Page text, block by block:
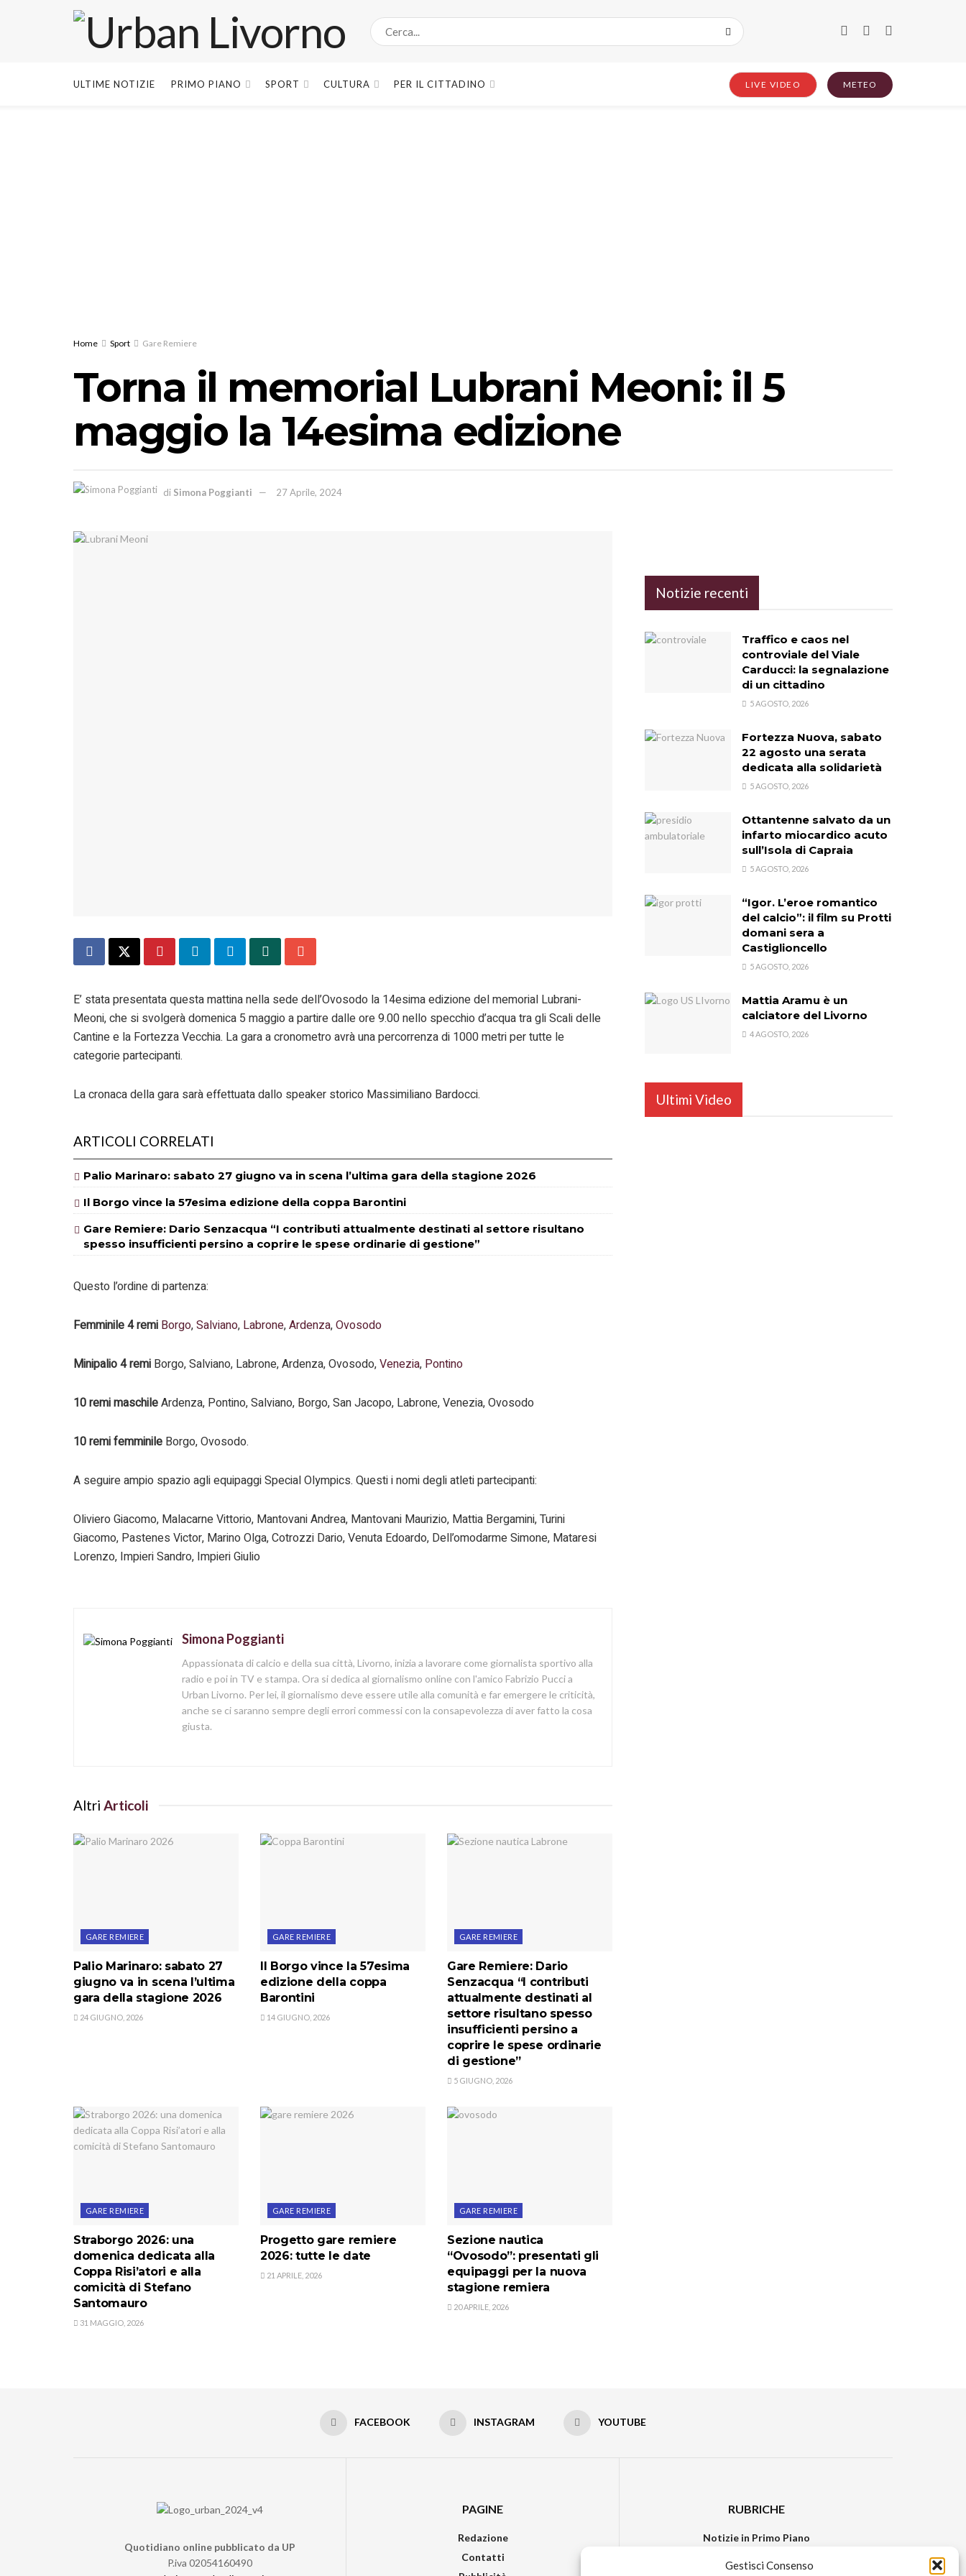
Gestisci Consenso
ULTIME NOTIZIE PRIMO PIANO SPORT CULTURA PER IL CITTADINO LIVE VIDEO METEO
Home Sport Gare Remiere
Torna il memorial Lubrani Meoni: il 5
maggio la 14esima edizione
di Simona Poggianti 27 Aprile, 2024
E’ stata presentata questa mattina nella sede dell’Ovosodo la 14esima edizione del memorial Lubrani-
Meoni, che si svolgerà domenica 5 maggio a partire dalle ore 9.00 nello specchio d’acqua tra gli Scali delle
Cantine e la Fortezza Vecchia. La gara a cronometro avrà una percorrenza di 1000 metri per tutte le
categorie partecipanti.
La cronaca della gara sarà effettuata dallo speaker storico Massimiliano Bardocci.
ARTICOLI CORRELATI
Palio Marinaro: sabato 27 giugno va in scena l’ultima gara della stagione 2026
Il Borgo vince la 57esima edizione della coppa Barontini
Gare Remiere: Dario Senzacqua “I contributi attualmente destinati al settore risultano
spesso insufficienti persino a coprire le spese ordinarie di gestione”
Questo l’ordine di partenza:
Femminile 4 remi Borgo,Salviano, Labrone,Ardenza,Ovosodo
Minipalio 4 remi Borgo, Salviano, Labrone, Ardenza, Ovosodo,Venezia, Pontino
10 remi maschileArdenza, Pontino, Salviano, Borgo, San Jacopo, Labrone, Venezia, Ovosodo
10 remi femminile Borgo, Ovosodo.
A seguire ampio spazio agli equipaggi Special Olympics. Questi i nomi degli atleti partecipanti:
Oliviero Giacomo, Malacarne Vittorio, Mantovani Andrea, Mantovani Maurizio, Mattia Bergamini, Turini
Giacomo, Pastenes Victor, Marino Olga, Cotrozzi Dario, Venuta Edoardo, Dell’omodarme Simone, Mataresi
Lorenzo, Impieri Sandro, Impieri Giulio
Simona Poggianti
Appassionata di calcio e della sua città, Livorno, inizia a lavorare come giornalista sportivo alla
radio e poi in TV e stampa. Ora si dedica al giornalismo online con l'amico Fabrizio Pucci a
Urban Livorno. Per lei, il giornalismo deve essere utile alla comunità e far emergere le criticità,
anche se ci saranno sempre degli errori commessi con la consapevolezza di aver fatto la cosa
giusta.
Altri Articoli
GARE REMIERE
Palio Marinaro: sabato 27
giugno va in scena l’ultima
gara della stagione 2026
24 GIUGNO, 2026
GARE REMIERE
Il Borgo vince la 57esima
edizione della coppa
Barontini
14 GIUGNO, 2026
GARE REMIERE
Gare Remiere: Dario
Senzacqua “I contributi
attualmente destinati al
settore risultano spesso
insufficienti persino a
coprire le spese ordinarie
di gestione”
5 GIUGNO, 2026
GARE REMIERE
Straborgo 2026: una
domenica dedicata alla
Coppa Risi’atori e alla
comicità di Stefano
Santomauro
31 MAGGIO, 2026
GARE REMIERE
Progetto gare remiere
2026: tutte le date
21 APRILE, 2026
GARE REMIERE
Sezione nautica
“Ovosodo”: presentati gli
equipaggi per la nuova
stagione remiera
20 APRILE, 2026
Notizie recenti
Traffico e caos nel
controviale del Viale
Carducci: la segnalazione
di un cittadino
5 AGOSTO, 2026
Fortezza Nuova, sabato
22 agosto una serata
dedicata alla solidarietà
5 AGOSTO, 2026
Ottantenne salvato da un
infarto miocardico acuto
sull’Isola di Capraia
5 AGOSTO, 2026
“Igor. L’eroe romantico
del calcio”: il film su Protti
domani sera a
Castiglioncello
5 AGOSTO, 2026
Mattia Aramu è un
calciatore del Livorno
4 AGOSTO, 2026
Ultimi Video
FACEBOOK INSTAGRAM YOUTUBE
Quotidiano online pubblicato da UP
P.iva 02054160490
PAGINE
Redazione
Contatti
RUBRICHE
Notizie in Primo Piano